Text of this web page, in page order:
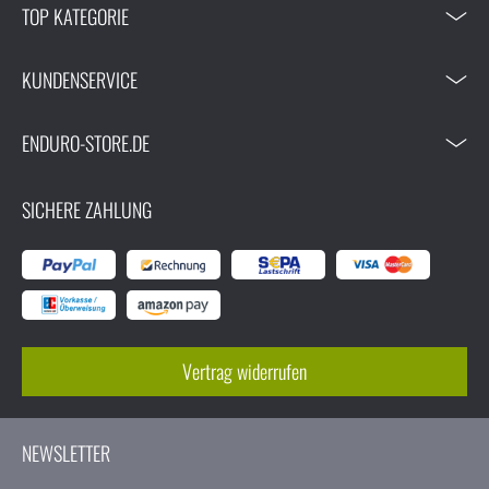
TOP KATEGORIE
KUNDENSERVICE
ENDURO-STORE.DE
SICHERE ZAHLUNG
Vertrag widerrufen
NEWSLETTER